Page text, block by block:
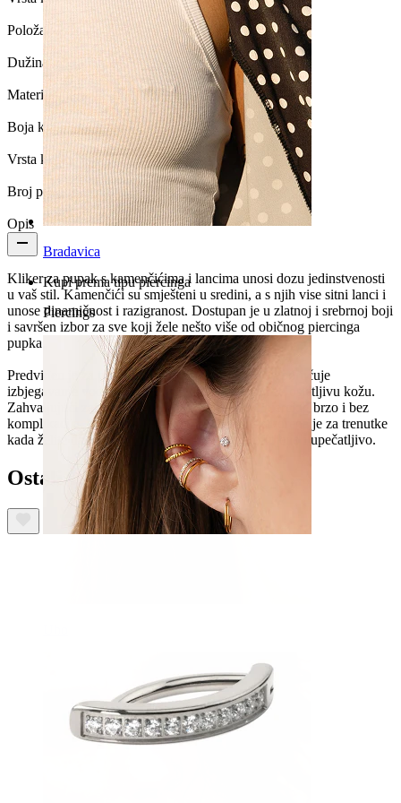
Bradavica
Kupi prema tipu piercinga
Piercings
Položaj:
Dužina:
Materijal: Kirurški čelik / Mesing
Boja kamenčića:Prozirna
Vrsta kamenčića:Kubni cirkonij
Broj proizvoda: 1
Opis
Kliker za pupak s kamenčićima i lancima unosi dozu jedinstvenosti
u vaš stil. Kamenčići su smješteni u sredini, a s njih vise sitni lanci i
unose dinamičnost i razigranost. Dostupan je u zlatnoj i srebrnoj boji
i savršen izbor za sve koji žele nešto više od običnog piercinga
pupka.
Predviđen je za povremeno nošenje, stoga se preporučuje
izbjegavanje vode, a ovaj model nije prikladan za osjetljivu kožu.
Zahvaljujući zatvaranju na šarku, umeće se u piercing brzo i bez
komplikacija. Kolekcija Bodymod Moments stvorena je za trenutke
kada želite da vašpiercing pupka izgleda profinjeno i upečatljivo.
Ostali su također kupili